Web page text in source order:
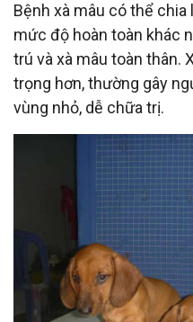
Bệnh xà mâu có thể
mức độ hoàn toàn khác
trú và xà mâu toàn thân.
trọng hơn, thường gây
vùng nhỏ, dễ chữa trị.